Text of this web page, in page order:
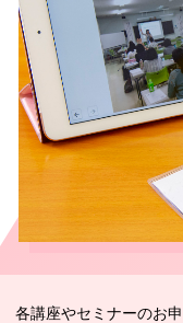
各講座やセミナーのお